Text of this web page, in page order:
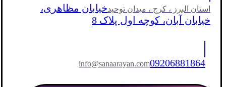
استان البرز ، کرج ، میدان توحیدخیابان مظاهری،
خیابان آبان، کوچه اول پلاک 8
info@sanaarayan.com09206881864